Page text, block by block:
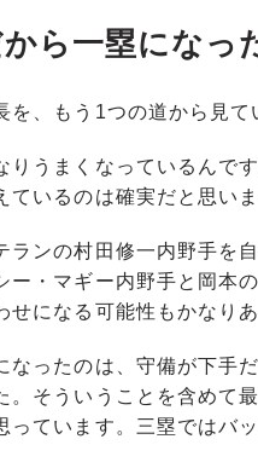
ら一塁になっ
、もう1つの道から見て
りうまくなっているんで
ているのは確実だと思いま
ンの村田修一内野手を
ー・マギー内野手と岡本
せになる可能性もかなりあ
なったのは、守備が下手
。そういうことを含めて
っています。三塁ではバ